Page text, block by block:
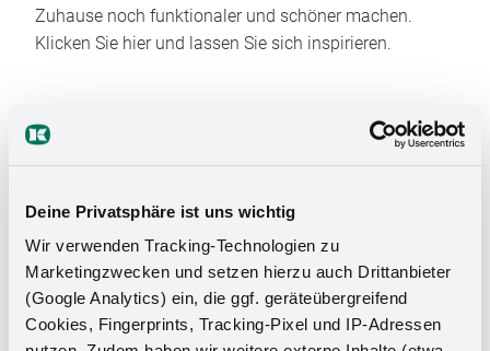
Deine Privatsphäre ist uns wichtig
Wir verwenden Tracking-Technologien zu
Marketingzwecken und setzen hierzu auch Drittanbieter
(Google Analytics) ein, die ggf. geräteübergreifend
Cookies, Fingerprints, Tracking-Pixel und IP-Adressen
Zuhause noch funktionaler und schöner machen.
Klicken Sie hier und lassen Sie sich inspirieren.
Das Stauraumwunder für Ihr
Badezimmer